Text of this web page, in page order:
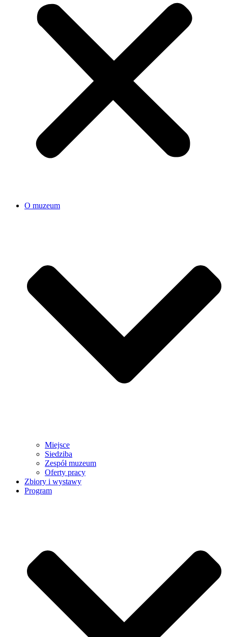
O muzeum
Miejsce
Siedziba
Zespół muzeum
Oferty pracy
Zbiory i wystawy
Program